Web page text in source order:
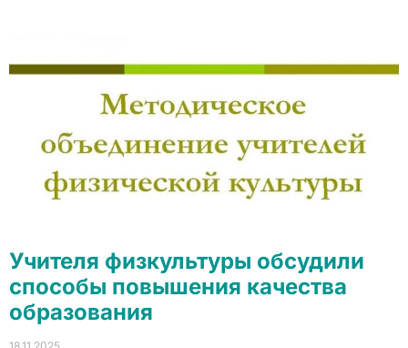
Учителя физкультуры обсудили
способы повышения качества
образования